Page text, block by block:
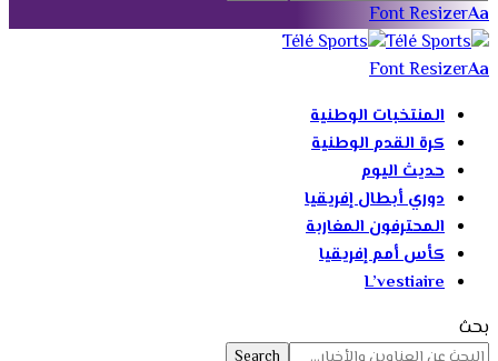
Font ResizerAa
Font ResizerAa
المنتخبات الوطنية
كرة القدم الوطنية
حديث اليوم
دوري أبطال إفريقيا
المحترفون المغاربة
كأس أمم إفريقيا
L’vestiaire
بحث